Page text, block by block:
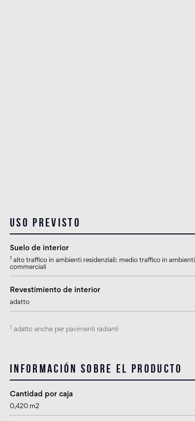
Uso previsto
Suelo de interior
alto traffico in ambienti residenziali: medio traffico in ambienti
commerciali
Revestimiento de interior
adatto
adatto anche per pavimenti radianti
Información sobre el producto
Cantidad por caja
0,420 m2